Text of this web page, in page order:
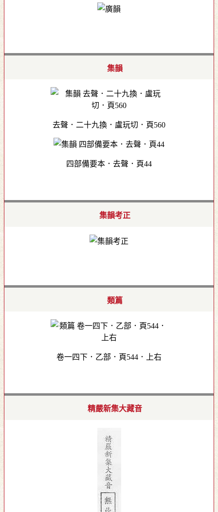
集韻
去聲．二十九換．盧玩切．頁560
四部備要本．去聲．頁44
集韻考正
類篇
卷一四下．乙部．頁544．上右
精嚴新集大藏音